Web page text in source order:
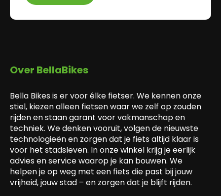
Over BellaBikes
Bella Bikes is er voor élke fietser. We kennen onze
stiel, kiezen alleen fietsen waar we zelf op zouden
rijden en staan garant voor vakmanschap en
techniek. We denken vooruit, volgen de nieuwste
technologieën en zorgen dat je fiets altijd klaar is
voor het stadsleven. In onze winkel krijg je eerlijk
advies en service waarop je kan bouwen. We
helpen je op weg met een fiets die past bij jouw
vrijheid, jouw stad – en zorgen dat je blijft rijden.